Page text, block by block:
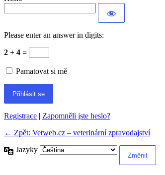
Please enter an answer in digits:
2 + 4 =
Pamatovat si mě
Registrace | Zapomněli jste heslo?
← Zpět: Vetweb.cz – veterinární zpravodajství
Jazyky